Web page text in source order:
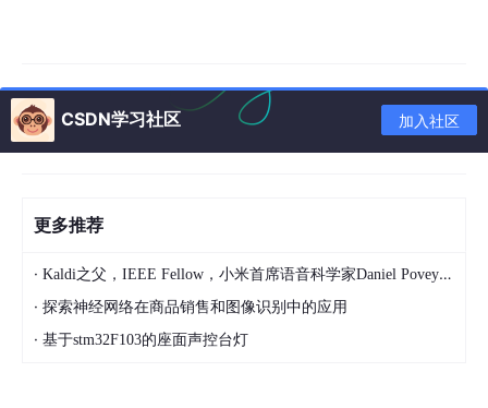
3.6 编译安装
make && make
CSDN学习社区 加入社区
更多推荐
· Kaldi之父，IEEE Fellow，小米首席语音科学家Daniel Povey将出席2024全球机器学习技术大会并发表演讲！
· 探索神经网络在商品销售和图像识别中的应用
· 基于stm32F103的座面声控台灯